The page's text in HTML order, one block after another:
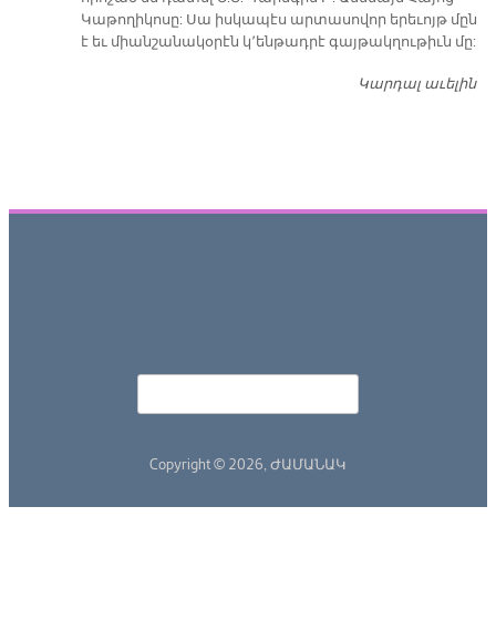
Կաթողիկոսը: Սա իսկապէս արտասովոր երեւոյթ մըն
է եւ միանշանակօրէն կ՚ենթադրէ գայթակղութիւն մը:
Կարդալ աւելին
Copyright © 2026, ԺԱՄԱՆԱԿ